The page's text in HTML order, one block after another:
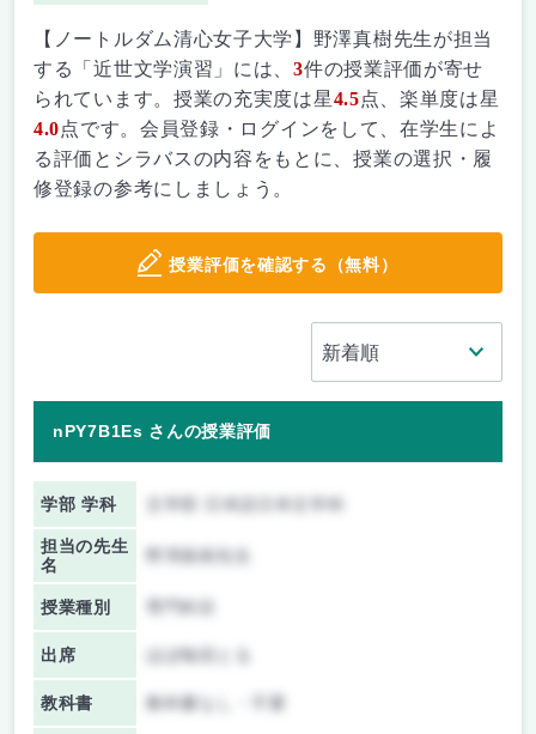
【ノートルダム清心女子大学】野澤真樹先生が担当
する「近世文学演習」には、3件の授業評価が寄せ
られています。授業の充実度は星4.5点、楽単度は星
4.0点です。会員登録・ログインをして、在学生によ
る評価とシラバスの内容をもとに、授業の選択・履
修登録の参考にしましょう。
授業評価を確認する（無料）
nPY7B1Es さんの授業評価
学部 学科
担当の先生
名
授業種別
出席 ほぼ毎回とる
教科書 教科書なし・不要